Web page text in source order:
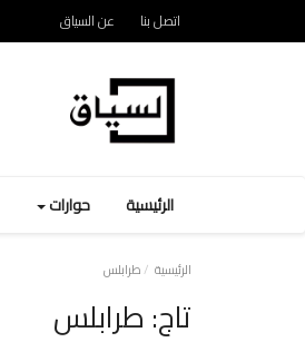
اتصل بنا عن السياق
الرئيسية حوارات
الرئيسية طرابلس
تاج: طرابلس